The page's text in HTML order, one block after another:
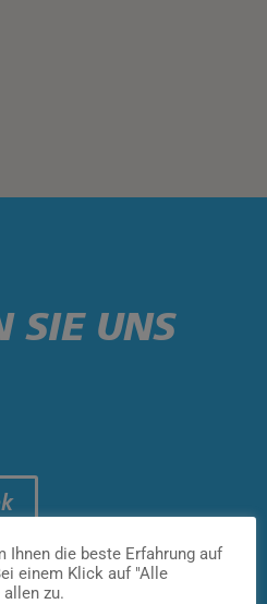
SIE UNS
Ihnen die beste Erfahrung auf
einem Klick auf "Alle
zu.